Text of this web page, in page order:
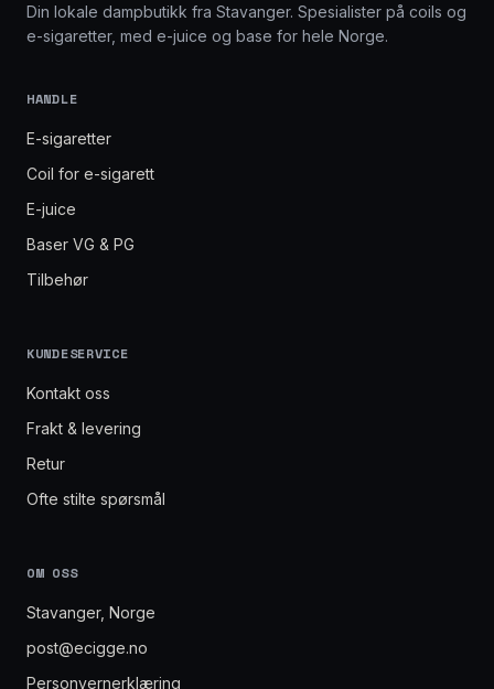
Din lokale dampbutikk fra Stavanger. Spesialister på coils og
e-sigaretter, med e-juice og base for hele Norge.
HANDLE
E-sigaretter
Coil for e-sigarett
E-juice
Baser VG & PG
Tilbehør
KUNDESERVICE
Kontakt oss
Frakt & levering
Retur
Ofte stilte spørsmål
OM OSS
Stavanger, Norge
post@ecigge.no
Personvernerklæring